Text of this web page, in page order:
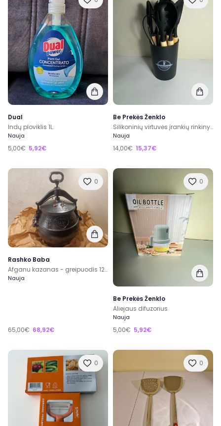
Dual
Indų ploviklis 1L.
Nauja
5,00€ 5,92€
Be Prekės Ženklo
Silikoninių virtuvės įrankių rinkinys
Nauja
14,00€ 15,37€
0
Rashko Baba
Afganu kazanas - greipuodis 12 litrų
Nauja
65,00€ 68,92€
0
Be Prekės Ženklo
Aliejaus difuzorius
Nauja
5,00€ 5,92€
0 0